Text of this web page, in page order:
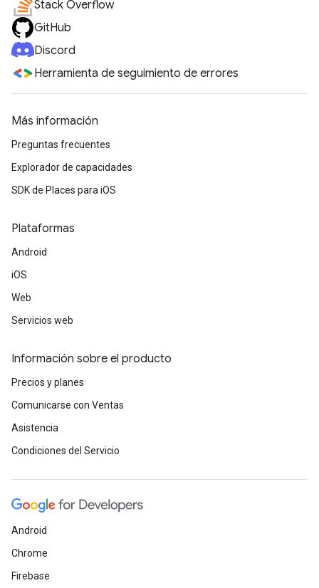
Stack Overflow
GitHub
Discord
Herramienta de seguimiento de errores
Más información
Preguntas frecuentes
Explorador de capacidades
SDK de Places para iOS
Plataformas
Android
iOS
Web
Servicios web
Información sobre el producto
Precios y planes
Comunicarse con Ventas
Asistencia
Condiciones del Servicio
Android
Chrome
Firebase